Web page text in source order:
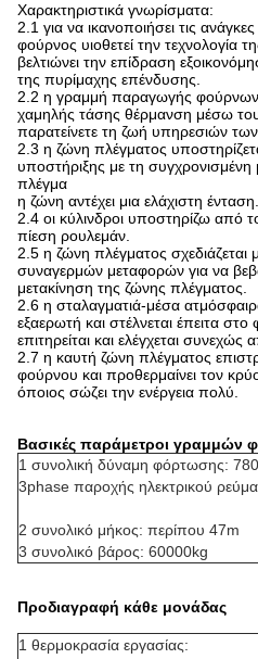
Χαρακτηριστικά γνωρίσματα:
2.1 για να ικανοποιήσει τις
φούρνος υιοθετεί την τεχνολογία
βελτιώνει την επίδραση
της πυρίμαχης επένδυσης.
2.2 η γραμμή παραγωγής φούρνων
χαμηλής τάσης θέρμανση μέσω
παρατείνετε τη ζωή υπηρεσιών
2.3 η ζώνη πλέγματος
υποστήριξης με τη συγχρονισμένη
πλέγμα
η ζώνη αντέχει μια ελάχιστη ένταση.
2.4 οι κύλινδροι υποστηρίζω από
πίεση ρουλεμάν.
2.5 η ζώνη πλέγματος
συναγερμών μεταφορών για να
μετακίνηση της ζώνης πλέγματος.
2.6 η σταλαγματιά-μέσα
εξαερωτή και στέλνεται έπειτα
επιτηρείται και ελέγχεται
2.7 η καυτή ζώνη πλέγματος
φούρνου και προθερμαίνει τον
όποιος σώζει την ενέργεια πολύ.
Βασικές παράμετροι γραμμών
1 συνολική δύναμη φόρτωσης:
3phase παροχής ηλεκτρικού
2 συνολικό μήκος: περίπου 47m
3 συνολικό βάρος: 60000kg
Προδιαγραφή κάθε μονάδας
1 θερμοκρασία εργασίας: